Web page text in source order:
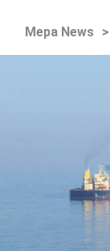
Mepa News >